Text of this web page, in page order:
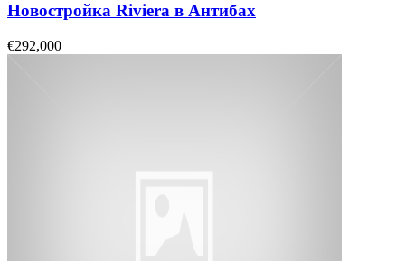
Новостройка Riviera в Антибах
€292,000